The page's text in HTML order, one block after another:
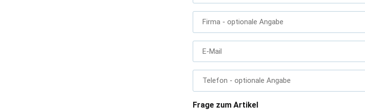
Firma - optionale Angabe
E-Mail
Telefon - optionale Angabe
Frage zum Artikel